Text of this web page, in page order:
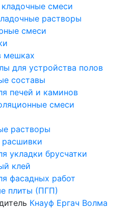
смеси
растворы
смеси
мешках
для устройства полов
составы
печей и каминов
смеси
растворы
расшивки
укладки брусчатки
клей
фасадных работ
плиты (ПГП)
Кнауф Ергач Волма